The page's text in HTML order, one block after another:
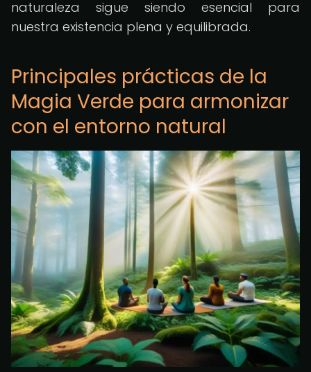
naturaleza sigue siendo esencial para
nuestra existencia plena y equilibrada.
Principales prácticas de la
Magia Verde para armonizar
con el entorno natural